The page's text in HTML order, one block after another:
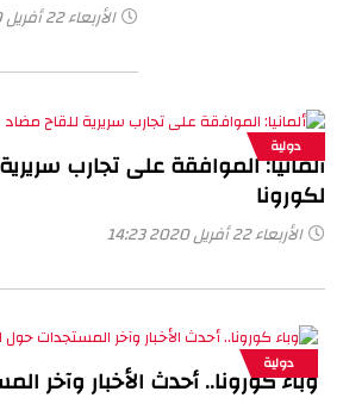
الأربعاء 22 أفريل 2020 19:22
دولية
ألمانيا: الموافقة على تجارب
لكورونا
الأربعاء 22 أفريل 2020 14:23
دولية
وباء كورونا.. أحدث الأخبار وآخر